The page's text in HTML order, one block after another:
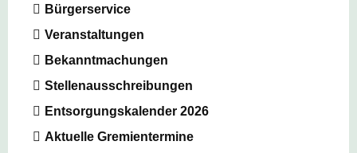
Bürgerservice
Veranstaltungen
Bekanntmachungen
Stellenausschreibungen
Entsorgungskalender 2026
Aktuelle Gremientermine